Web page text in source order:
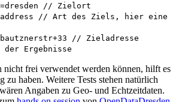
// Zielort
// Art des Ziels, hier eine
// Zieladresse
Ergebnisse
nicht frei verwendet werden können, hilft es
zu haben. Weitere Tests stehen natürlich
Angaben zu Geo- und Echtzeitdaten.